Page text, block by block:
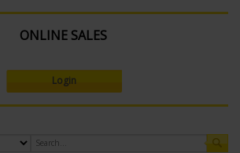
ONLINE SALES
Login